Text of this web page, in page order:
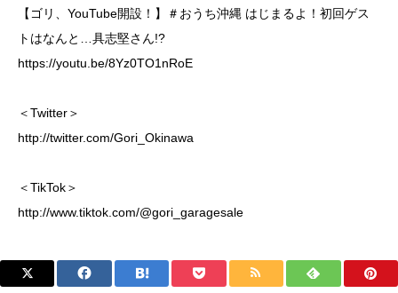
【ゴリ、YouTube開設！】＃おうち沖縄 はじまるよ！初回ゲス
トはなんと…具志堅さん!?
https://youtu.be/8Yz0TO1nRoE
＜Twitter＞
http://twitter.com/Gori_Okinawa
＜TikTok＞
http://www.tiktok.com/@gori_garagesale